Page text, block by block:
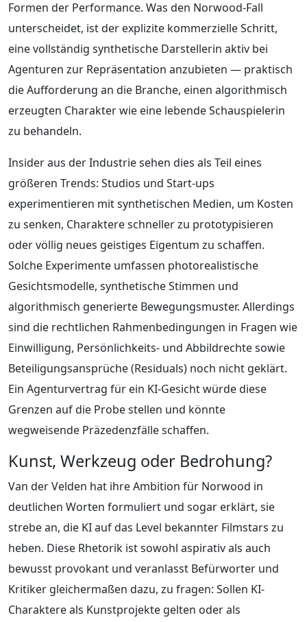
Formen der Performance. Was den Norwood-Fall
unterscheidet, ist der explizite kommerzielle Schritt,
eine vollständig synthetische Darstellerin aktiv bei
Agenturen zur Repräsentation anzubieten — praktisch
die Aufforderung an die Branche, einen algorithmisch
erzeugten Charakter wie eine lebende Schauspielerin
zu behandeln.
Insider aus der Industrie sehen dies als Teil eines
größeren Trends: Studios und Start-ups
experimentieren mit synthetischen Medien, um Kosten
zu senken, Charaktere schneller zu prototypisieren
oder völlig neues geistiges Eigentum zu schaffen.
Solche Experimente umfassen photorealistische
Gesichtsmodelle, synthetische Stimmen und
algorithmisch generierte Bewegungsmuster. Allerdings
sind die rechtlichen Rahmenbedingungen in Fragen wie
Einwilligung, Persönlichkeits- und Abbildrechte sowie
Beteiligungsansprüche (Residuals) noch nicht geklärt.
Ein Agenturvertrag für ein KI-Gesicht würde diese
Grenzen auf die Probe stellen und könnte
wegweisende Präzedenzfälle schaffen.
Kunst, Werkzeug oder Bedrohung?
Van der Velden hat ihre Ambition für Norwood in
deutlichen Worten formuliert und sogar erklärt, sie
strebe an, die KI auf das Level bekannter Filmstars zu
heben. Diese Rhetorik ist sowohl aspirativ als auch
bewusst provokant und veranlasst Befürworter und
Kritiker gleichermaßen dazu, zu fragen: Sollen KI-
Charaktere als Kunstprojekte gelten oder als